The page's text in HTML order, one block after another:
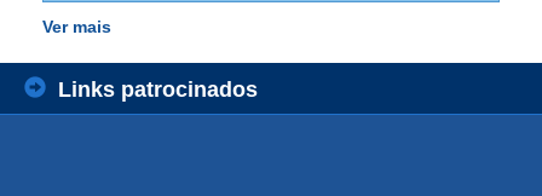
Ver mais
Links patrocinados